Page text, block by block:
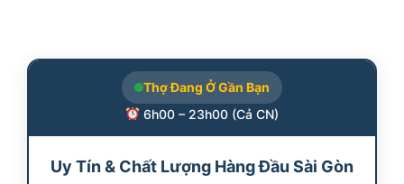
Thợ Đang Ở Gần Bạn
6h00 – 23h00 (Cả CN)
Uy Tín & Chất Lượng Hàng Đầu Sài Gòn